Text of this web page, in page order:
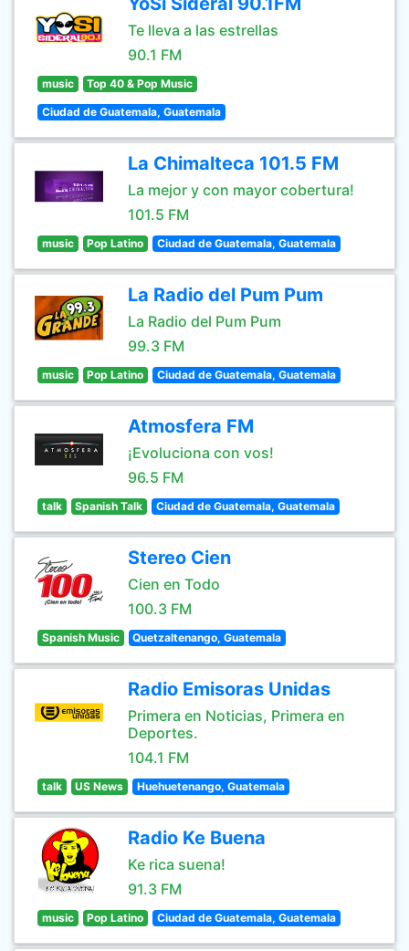
Te lleva a las estrellas
90.1 FM
music Top 40 & Pop Music
Ciudad de Guatemala, Guatemala
La Chimalteca 101.5 FM
La mejor y con mayor cobertura!
101.5 FM
music Pop Latino Ciudad de Guatemala, Guatemala
La Radio del Pum Pum
La Radio del Pum Pum
99.3 FM
music Pop Latino Ciudad de Guatemala, Guatemala
Atmosfera FM
¡Evoluciona con vos!
96.5 FM
talk Spanish Talk Ciudad de Guatemala, Guatemala
Stereo Cien
Cien en Todo
100.3 FM
Spanish Music Quetzaltenango, Guatemala
Radio Emisoras Unidas
Primera en Noticias, Primera en
Deportes.
104.1 FM
talk US News Huehuetenango, Guatemala
Radio Ke Buena
Ke rica suena!
91.3 FM
music Pop Latino Ciudad de Guatemala, Guatemala